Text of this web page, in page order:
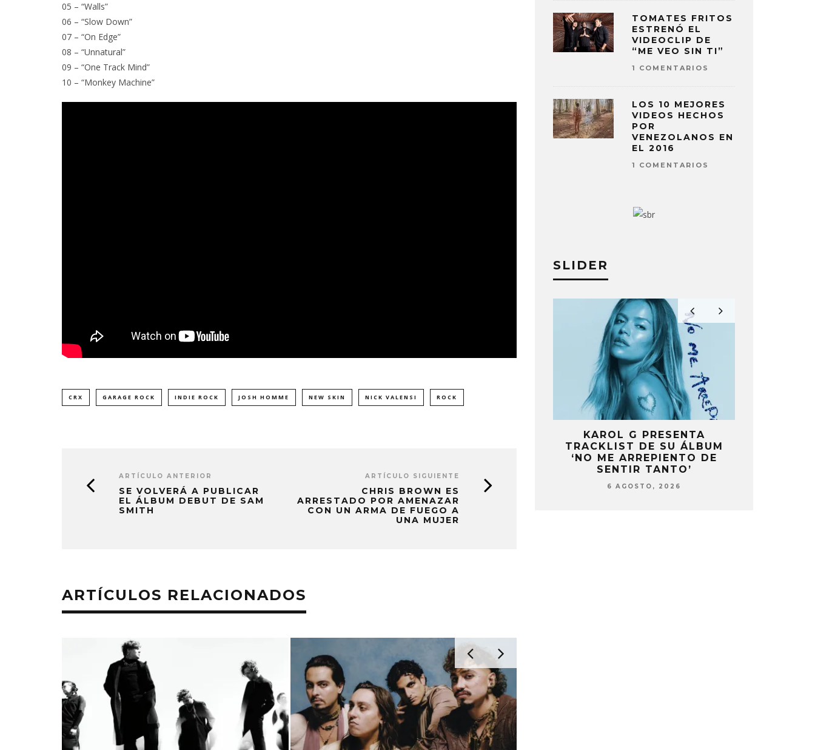
05 – “Walls”
06 – “Slow Down”
07 – “On Edge”
08 – “Unnatural”
09 – “One Track Mind”
10 – “Monkey Machine”
CRX GARAGE ROCK INDIE ROCK JOSH HOMME NEW SKIN NICK VALENSI ROCK
ARTÍCULO ANTERIOR
SE VOLVERÁ A PUBLICAR
EL ÁLBUM DEBUT DE SAM
SMITH
ARTÍCULO SIGUIENTE
CHRIS BROWN ES
ARRESTADO POR AMENAZAR
CON UN ARMA DE FUEGO A
UNA MUJER
ARTÍCULOS RELACIONADOS
TOMATES FRITOS
ESTRENÓ EL
VIDEOCLIP DE
“ME VEO SIN TI”
1 COMENTARIOS
LOS 10 MEJORES
VIDEOS HECHOS
POR
VENEZOLANOS EN
EL 2016
1 COMENTARIOS
SLIDER
6 AGOSTO, 2026
KAROL G PRESENTA
TRACKLIST DE SU ÁLBUM
‘NO ME ARREPIENTO DE
SENTIR TANTO’
6 AGOSTO, 2026